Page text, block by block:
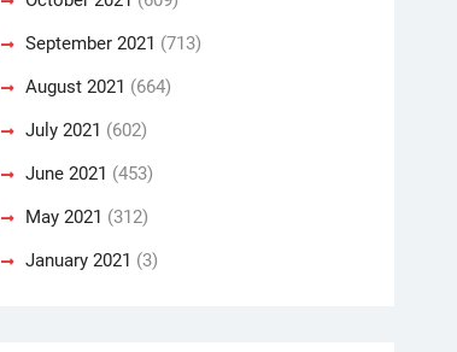
September 2021 (713)
August 2021 (664)
July 2021 (602)
June 2021 (453)
May 2021 (312)
January 2021 (3)